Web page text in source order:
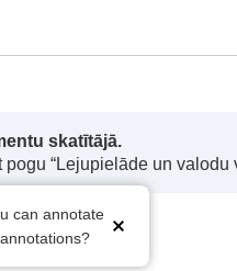
skatītājā.
“Lejupielāde un valodu
can annotate